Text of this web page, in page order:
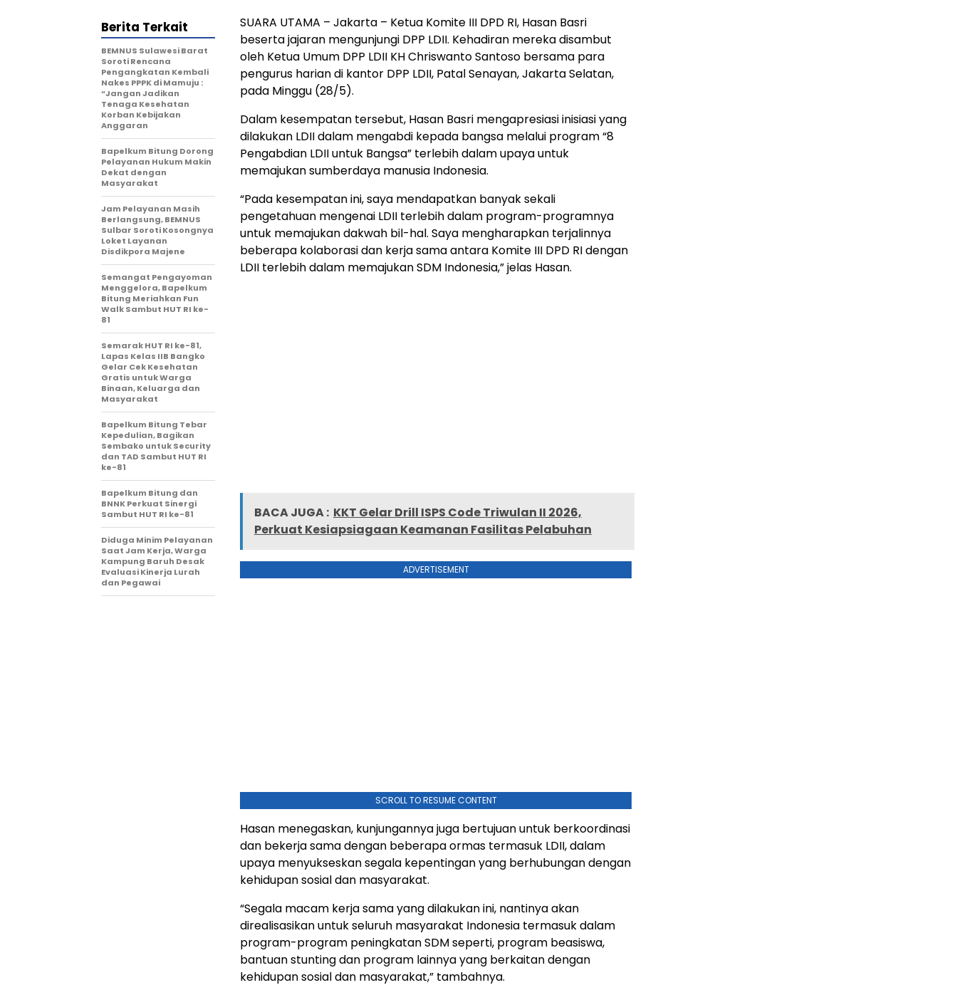
SUARA UTAMA – Jakarta – Ketua Komite III DPD RI, Hasan Basri
beserta jajaran mengunjungi DPP LDII. Kehadiran mereka disambut
oleh Ketua Umum DPP LDII KH Chriswanto Santoso bersama para
pengurus harian di kantor DPP LDII, Patal Senayan, Jakarta Selatan,
pada Minggu (28/5).
Dalam kesempatan tersebut, Hasan Basri mengapresiasi inisiasi yang
dilakukan LDII dalam mengabdi kepada bangsa melalui program “8
Pengabdian LDII untuk Bangsa” terlebih dalam upaya untuk
memajukan sumberdaya manusia Indonesia.
“Pada kesempatan ini, saya mendapatkan banyak sekali
pengetahuan mengenai LDII terlebih dalam program-programnya
untuk memajukan dakwah bil-hal. Saya mengharapkan terjalinnya
beberapa kolaborasi dan kerja sama antara Komite III DPD RI dengan
LDII terlebih dalam memajukan SDM Indonesia,” jelas Hasan.
BACA JUGA : KKT Gelar Drill ISPS Code Triwulan II 2026,
Perkuat Kesiapsiagaan Keamanan Fasilitas Pelabuhan
ADVERTISEMENT
SCROLL TO RESUME CONTENT
Hasan menegaskan, kunjungannya juga bertujuan untuk berkoordinasi
dan bekerja sama dengan beberapa ormas termasuk LDII, dalam
upaya menyukseskan segala kepentingan yang berhubungan dengan
kehidupan sosial dan masyarakat.
“Segala macam kerja sama yang dilakukan ini, nantinya akan
direalisasikan untuk seluruh masyarakat Indonesia termasuk dalam
program-program peningkatan SDM seperti, program beasiswa,
bantuan stunting dan program lainnya yang berkaitan dengan
kehidupan sosial dan masyarakat,” tambahnya.
Berita Terkait
BEMNUS Sulawesi Barat
Soroti Rencana
Pengangkatan Kembali
Nakes PPPK di Mamuju :
“Jangan Jadikan
Tenaga Kesehatan
Korban Kebijakan
Anggaran
Bapelkum Bitung Dorong
Pelayanan Hukum Makin
Dekat dengan
Masyarakat
Jam Pelayanan Masih
Berlangsung, BEMNUS
Sulbar Soroti Kosongnya
Loket Layanan
Disdikpora Majene
Semangat Pengayoman
Menggelora, Bapelkum
Bitung Meriahkan Fun
Walk Sambut HUT RI ke-
81
Semarak HUT RI ke-81,
Lapas Kelas IIB Bangko
Gelar Cek Kesehatan
Gratis untuk Warga
Binaan, Keluarga dan
Masyarakat
Bapelkum Bitung Tebar
Kepedulian, Bagikan
Sembako untuk Security
dan TAD Sambut HUT RI
ke-81
Bapelkum Bitung dan
BNNK Perkuat Sinergi
Sambut HUT RI ke-81
Diduga Minim Pelayanan
Saat Jam Kerja, Warga
Kampung Baruh Desak
Evaluasi Kinerja Lurah
dan Pegawai